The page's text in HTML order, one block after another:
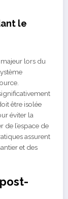
le
lors du
être isolée
éviter la
de l’espace de
assurent
et des